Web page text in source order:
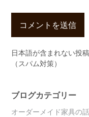
日本語が含まれない投
（スパム対策）
ブログカテゴリー
オーダーメイド家具の話